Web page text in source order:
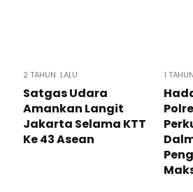
2 TAHUN LALU
Satgas Udara
Amankan Langit
Jakarta Selama KTT
Ke 43 Asean
1